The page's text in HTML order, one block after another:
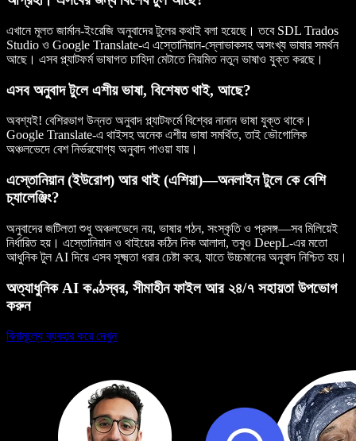
এখানে মূলত জার্মান-ইংরেজি অনুবাদের টুলের কথাই বলা হয়েছে। তবে SDL Trados
Studio ও Google Translate-এ এস্তোনিয়ান-স্লোভাকসহ অসংখ্য ভাষার সমর্থন
আছে। এসব প্ল্যাটফর্ম ভাষাগত চাহিদা মেটাতে নিয়মিত নতুন ভাষাও যুক্ত করছে।
এসব অনুবাদ টুলে এশীয় ভাষা, বিশেষত থাই, আছে?
অবশ্যই! বেশিরভাগ উন্নত অনুবাদ প্ল্যাটফর্মে বিশ্বের নানান ভাষা যুক্ত থাকে।
Google Translate-এ থাইসহ অনেক এশীয় ভাষা সমর্থিত, তাই ভৌগোলিক
অঞ্চলভেদে বেশ নির্ভরযোগ্য অনুবাদ পাওয়া যায়।
এস্তোনিয়ান (ইউরোপ) আর থাই (এশিয়া)—অনলাইন টুলে কে বেশি
চ্যালেঞ্জিং?
অনুবাদের জটিলতা শুধু অঞ্চলভেদে নয়, ভাষার গঠন, সংস্কৃতি ও প্রসঙ্গ—সব মিলিয়েই
নির্ধারিত হয়। এস্তোনিয়ান ও থাইয়ের কঠিন দিক আলাদা, তবুও DeepL-এর মতো
আধুনিক টুল AI দিয়ে এসব সূক্ষ্মতা ধরার চেষ্টা করে, যাতে উচ্চমানের অনুবাদ নিশ্চিত হয়।
অত্যাধুনিক AI কণ্ঠস্বর, সীমাহীন ফাইল আর ২৪/৭ সহায়তা উপভোগ
করুন
বিনামূল্যে ব্যবহার করে দেখুন